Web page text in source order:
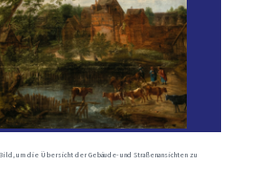
um die Übersicht der Gebäude- und Straßenansichten zu